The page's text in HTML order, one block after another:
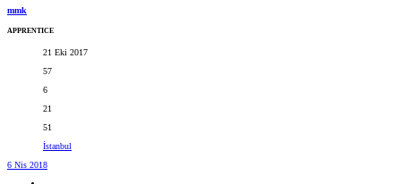
mmk
APPRENTICE
21 Eki 2017
57
6
21
51
İstanbul
6 Nis 2018